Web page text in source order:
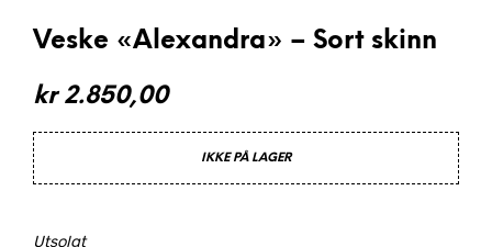
Veske «Alexandra» – Sort skinn
kr2.850,00
IKKE PÅ LAGER
Utsolgt